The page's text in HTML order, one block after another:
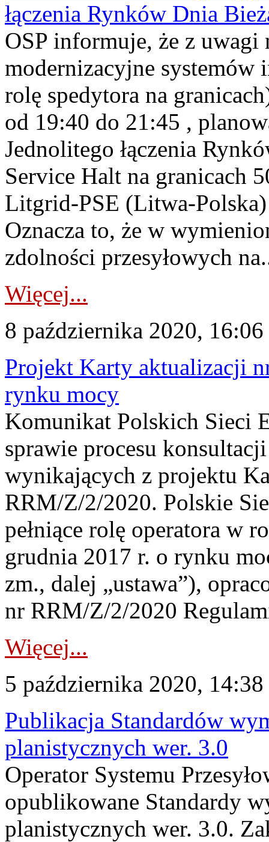
łączenia Rynków Dnia
OSP informuje, że z uwagi
modernizacyjne systemów
rolę spedytora na
od 19:40 do 21:45 ,
Jednolitego łączenia
Service Halt na granicach
Litgrid-PSE (Litwa-
Oznacza to, że w
zdolności przesyłowych
Więcej...
8 października 2020, 16:06
Projekt Karty aktualizacji
rynku mocy
Komunikat Polskich Sieci
sprawie procesu
wynikających z projektu
RRM/Z/2/2020. Polskie
pełniące rolę operatora w
grudnia 2017 r. o rynku
zm., dalej „ustawa”),
nr RRM/Z/2/2020
Więcej...
5 października 2020, 14:38
Publikacja Standardów
planistycznych wer. 3.0
Operator Systemu
opublikowane Standardy
planistycznych wer. 3.0.